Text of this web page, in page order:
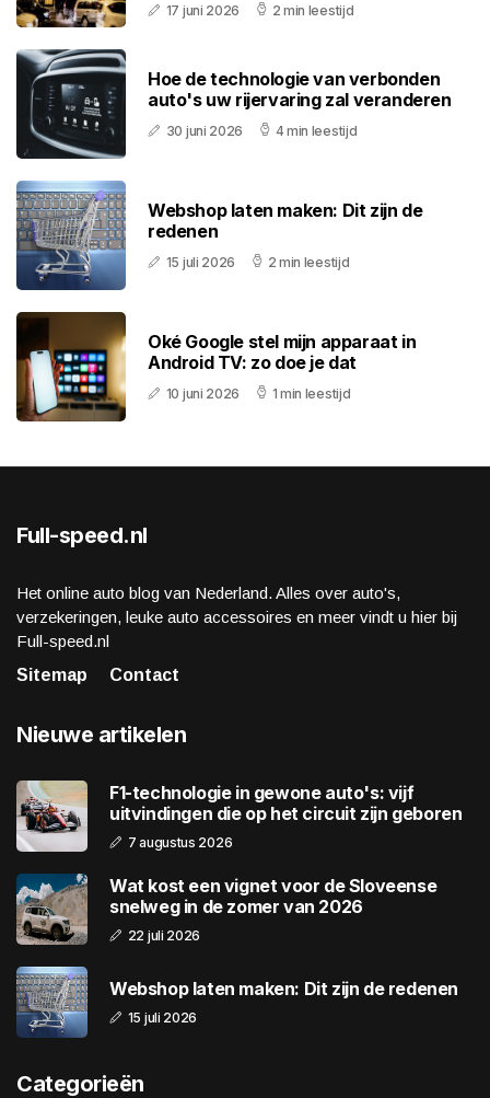
17 juni 2026 2 min leestijd
Hoe de technologie van verbonden
auto's uw rijervaring zal veranderen
30 juni 2026 4 min leestijd
Webshop laten maken: Dit zijn de
redenen
15 juli 2026 2 min leestijd
Oké Google stel mijn apparaat in
Android TV: zo doe je dat
10 juni 2026 1 min leestijd
Full-speed.nl
Het online auto blog van Nederland. Alles over auto's,
verzekeringen, leuke auto accessoires en meer vindt u hier bij
Full-speed.nl
Sitemap
Contact
Nieuwe artikelen
F1-technologie in gewone auto's: vijf
uitvindingen die op het circuit zijn geboren
7 augustus 2026
Wat kost een vignet voor de Sloveense
snelweg in de zomer van 2026
22 juli 2026
Webshop laten maken: Dit zijn de redenen
15 juli 2026
Categorieën